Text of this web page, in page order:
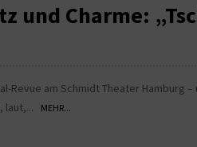
und Charme:
Revue am Schmidt Theater Hamburg
laut,...
MEHR...